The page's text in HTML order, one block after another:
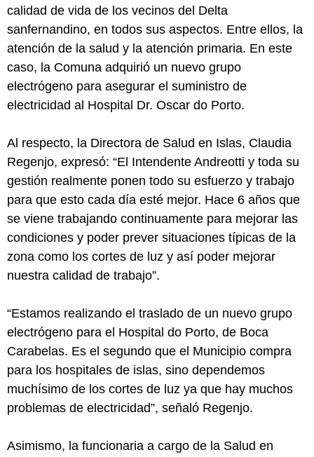
calidad de vida de los vecinos del Delta
sanfernandino, en todos sus aspectos. Entre ellos, la
atención de la salud y la atención primaria. En este
caso, la Comuna adquirió un nuevo grupo
electrógeno para asegurar el suministro de
electricidad al Hospital Dr. Oscar do Porto.
Al respecto, la Directora de Salud en Islas, Claudia
Regenjo, expresó: “El Intendente Andreotti y toda su
gestión realmente ponen todo su esfuerzo y trabajo
para que esto cada día esté mejor. Hace 6 años que
se viene trabajando continuamente para mejorar las
condiciones y poder prever situaciones típicas de la
zona como los cortes de luz y así poder mejorar
nuestra calidad de trabajo”.
“Estamos realizando el traslado de un nuevo grupo
electrógeno para el Hospital do Porto, de Boca
Carabelas. Es el segundo que el Municipio compra
para los hospitales de islas, sino dependemos
muchísimo de los cortes de luz ya que hay muchos
problemas de electricidad”, señaló Regenjo.
Asimismo, la funcionaria a cargo de la Salud en